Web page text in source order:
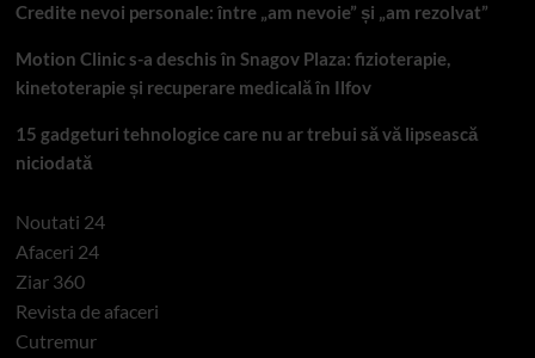
Credite nevoi personale: între „am nevoie” și „am rezolvat”
Motion Clinic s-a deschis în Snagov Plaza: fizioterapie,
kinetoterapie și recuperare medicală în Ilfov
15 gadgeturi tehnologice care nu ar trebui să vă lipsească
niciodată
Noutati 24
Afaceri 24
Ziar 360
Revista de afaceri
Cutremur